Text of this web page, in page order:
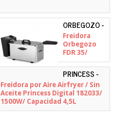
ORBEGOZO -
15254
Freidora
Orbegozo
FDR 35/
2000W/
Capacidad
3.5L
PRINCESS -
01.182033.01.001
Freidora por Aire Airfryer / Sin
Aceite Princess Digital 182033/
1500W/ Capacidad 4,5L